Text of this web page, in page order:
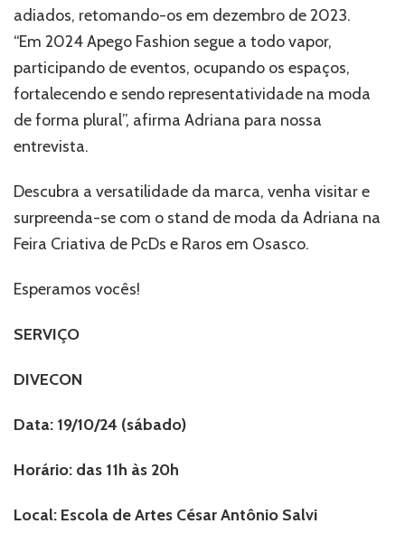
adiados, retomando-os em dezembro de 2023.
“Em 2024 Apego Fashion segue a todo vapor,
participando de eventos, ocupando os espaços,
fortalecendo e sendo representatividade na moda
de forma plural”, afirma Adriana para nossa
entrevista.
Descubra a versatilidade da marca, venha visitar e
surpreenda-se com o stand de moda da Adriana na
Feira Criativa de PcDs e Raros em Osasco.
Esperamos vocês!
SERVIÇO
DIVECON
Data: 19/10/24 (sábado)
Horário: das 11h às 20h
Local: Escola de Artes César Antônio Salvi